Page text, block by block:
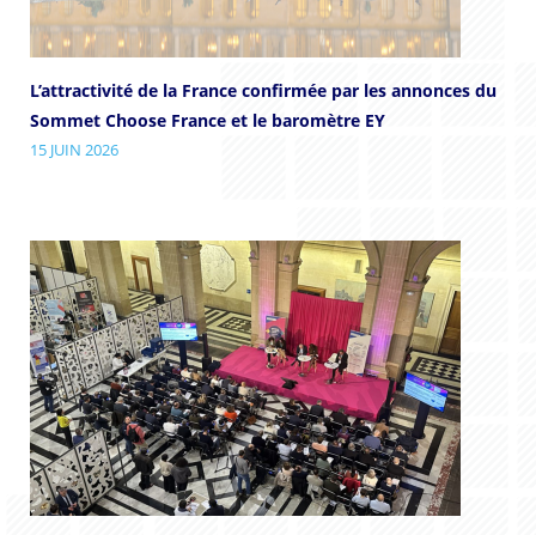
L’attractivité de la France confirmée par les annonces du
Sommet Choose France et le baromètre EY
15 JUIN 2026